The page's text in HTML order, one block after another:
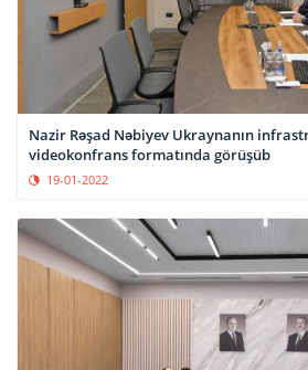
Nazir Rəşad Nəbiyev Ukraynanın
videokonfrans formatında görüşüb
19-01-2022